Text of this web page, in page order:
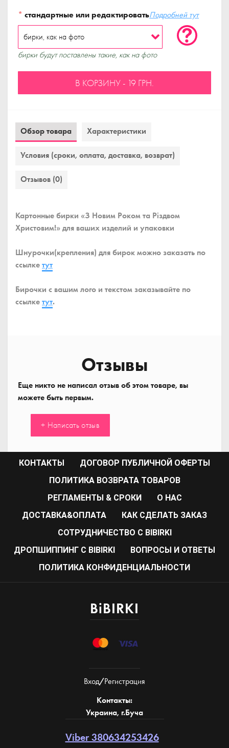
* стандартные или редактироватьПодробней тут
бирки будут поставлены такие, как на фото
В КОРЗИНУ - 19 ГРН.
Обзор товара Характеристики
Условия (сроки, оплата, доставка, возврат)
Отзывов (0)
Картонные бирки «З Новим Роком та Різдвом
Христовим!» для ваших изделий и упаковки
Шнурочки(крепления) для бирок можно заказать по
ссылкетут
Бирочки с вашим лого и текстом заказывайте по
ссылкетут.
Отзывы
Еще никто не написал отзыв об этом товаре, вы
можете быть первым.
+ Написать отзыв
КОНТАКТЫ
ДОГОВОР ПУБЛИЧНОЙ ОФЕРТЫ
ПОЛИТИКА ВОЗВРАТА ТОВАРОВ
РЕГЛАМЕНТЫ & СРОКИ
О НАС
ДОСТАВКА&ОПЛАТА
КАК СДЕЛАТЬ ЗАКАЗ
CОТРУДНИЧЕСТВО С BIBIRKI
ДРОПШИППИНГ С BIBIRKI
ВОПРОСЫ И ОТВЕТЫ
ПОЛИТИКА КОНФИДЕНЦИАЛЬНОСТИ
BiBIRKI
Вход/Регистрация
Контакты:
Украина, г.Буча
Viber 380634253426